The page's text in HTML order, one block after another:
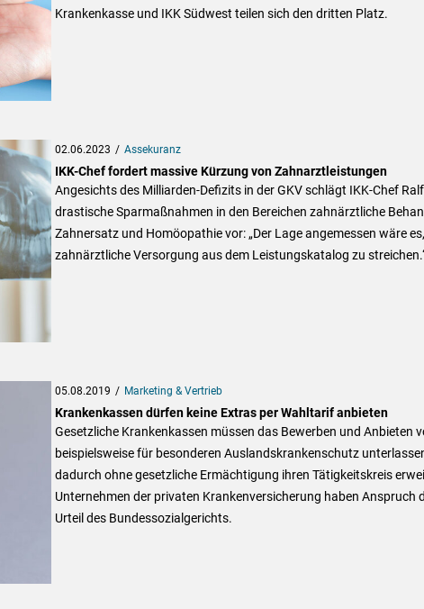
Krankenkasse und IKK Südwest teilen sich den dritten Platz.
02.06.2023 Assekuranz
IKK-Chef fordert massive Kürzung von Zahnarztleistungen
Angesichts des Milliarden-Defizits in der GKV schlägt IKK-Chef
drastische Sparmaßnahmen in den Bereichen zahnärztliche
Zahnersatz und Homöopathie vor: „Der Lage angemessen wäre
zahnärztliche Versorgung aus dem Leistungskatalog zu
05.08.2019 Marketing & Vertrieb
Krankenkassen dürfen keine Extras per Wahltarif anbieten
Gesetzliche Krankenkassen müssen das Bewerben und Anbieten
beispielsweise für besonderen Auslandskrankenschutz
dadurch ohne gesetzliche Ermächtigung ihren Tätigkeitskreis
Unternehmen der privaten Krankenversicherung haben Anspruch
Urteil des Bundessozialgerichts.